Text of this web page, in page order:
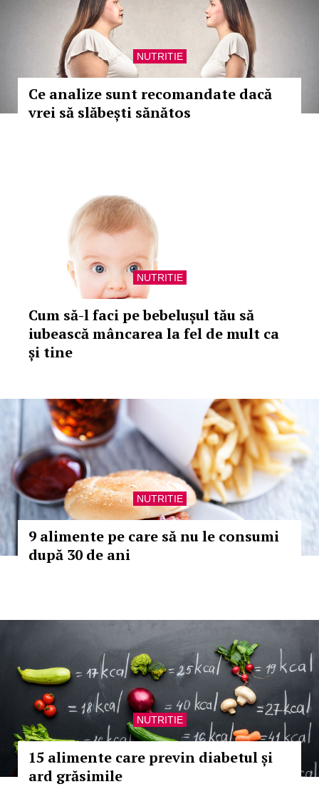
NUTRITIE
Ce analize sunt recomandate dacă
vrei să slăbești sănătos
NUTRITIE
Cum să-l faci pe bebelușul tău să
iubească mâncarea la fel de mult ca
și tine
NUTRITIE
9 alimente pe care să nu le consumi
după 30 de ani
NUTRITIE
15 alimente care previn diabetul și
ard grăsimile